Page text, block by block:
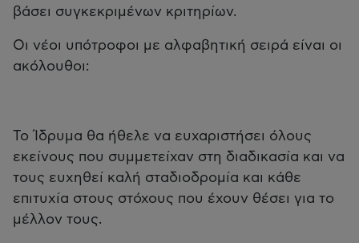
βάσει συγκεκριμένων κριτηρίων.
Οι νέοι υπότροφοι με αλφαβητική σειρά είναι οι
ακόλουθοι:
Το Ίδρυμα θα ήθελε να ευχαριστήσει όλους
εκείνους που συμμετείχαν στη διαδικασία και να
τους ευχηθεί καλή σταδιοδρομία και κάθε
επιτυχία στους στόχους που έχουν θέσει για το
μέλλον τους.